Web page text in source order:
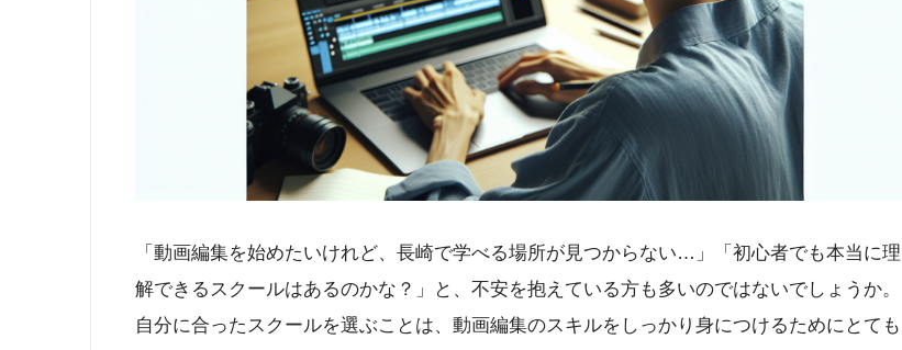
「動画編集を始めたいけれど、長崎で学べる場所が見つからない…」「初心者でも本当に理
解できるスクールはあるのかな？」と、不安を抱えている方も多いのではないでしょうか。
自分に合ったスクールを選ぶことは、動画編集のスキルをしっかり身につけるためにとても